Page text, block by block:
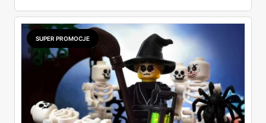
jednocześnie zaoszczędzić.
SUPER PROMOCJE